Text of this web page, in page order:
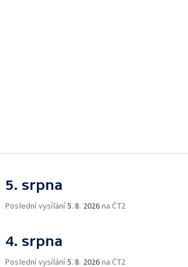
5. srpna
Poslední vysílání5. 8. 2026 na ČT2
4. srpna
Poslední vysílání5. 8. 2026 na ČT2